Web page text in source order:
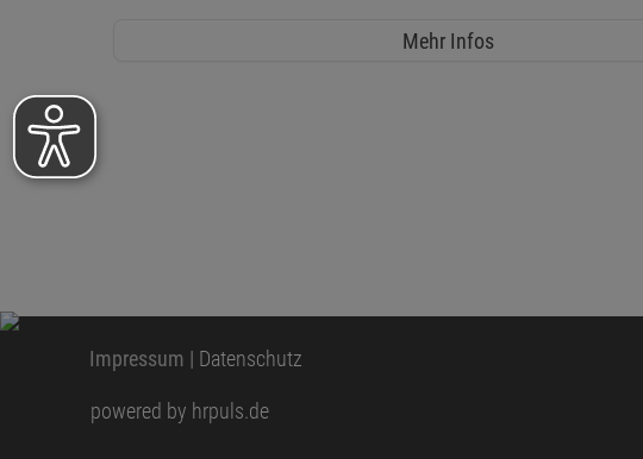
Mehr Infos
Impressum | Datenschutz
powered by hrpuls.de